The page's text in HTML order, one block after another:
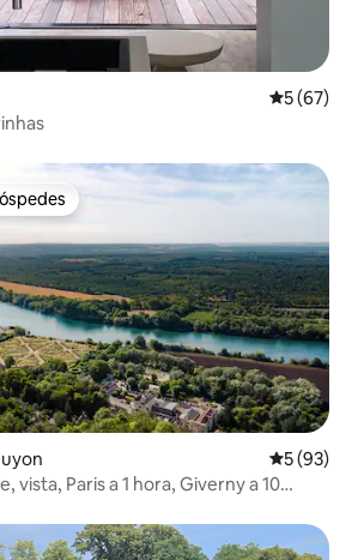
5 de uma
5 (67)
dos hóspedes
5 de uma
5 (93)
vista, Paris a 1 hora, Giverny a 10